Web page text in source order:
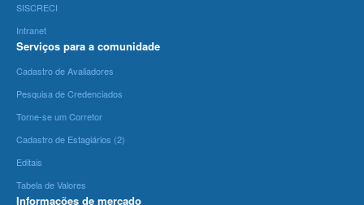
SISCRECI
Intranet
Serviços para a comunidade
Cadastro de Avaliadores
Pesquisa de Credenciados
Torne-se um Corretor
Cadastro de Estagiários (2)
Editais
Tabela de Valores
Informações de mercado